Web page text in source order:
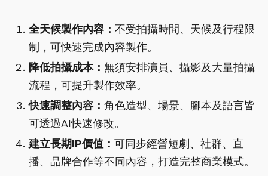
全天候製作內容： 不受拍攝時間、天候及行程限
制，可快速完成內容製作。
降低拍攝成本： 無須安排演員、攝影及大量拍攝
流程，可提升製作效率。
快速調整內容： 角色造型、場景、腳本及語言皆
可透過AI快速修改。
建立長期IP價值： 可同步經營短劇、社群、直
播、品牌合作等不同內容，打造完整商業模式。